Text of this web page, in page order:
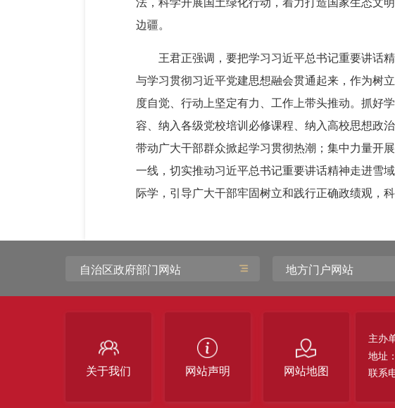
边疆。
王君正强调，要把学习习近平总书记重要讲话
与学习贯彻习近平党建思想融会贯通起来，作为树
度自觉、行动上坚定有力、工作上带头推动。抓好
容、纳入各级党校培训必修课程、纳入高校思想政
带动广大干部群众掀起学习贯彻热潮；集中力量开
一线，切实推动习近平总书记重要讲话精神走进雪
际学，引导广大干部牢固树立和践行正确政绩观，
自治区政府部门网站 地方门户网站
关于我们 网站声明 网站地图
主办
地址
联系